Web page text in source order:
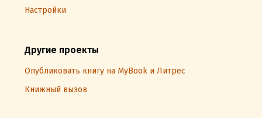
Настройки
Другие проекты
Опубликовать книгу на MyBook и Литрес
Книжный вызов